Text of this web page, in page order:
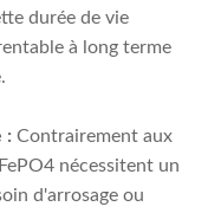
durée de vie
à long terme
: Contrairement aux
nécessitent un
d'arrosage ou